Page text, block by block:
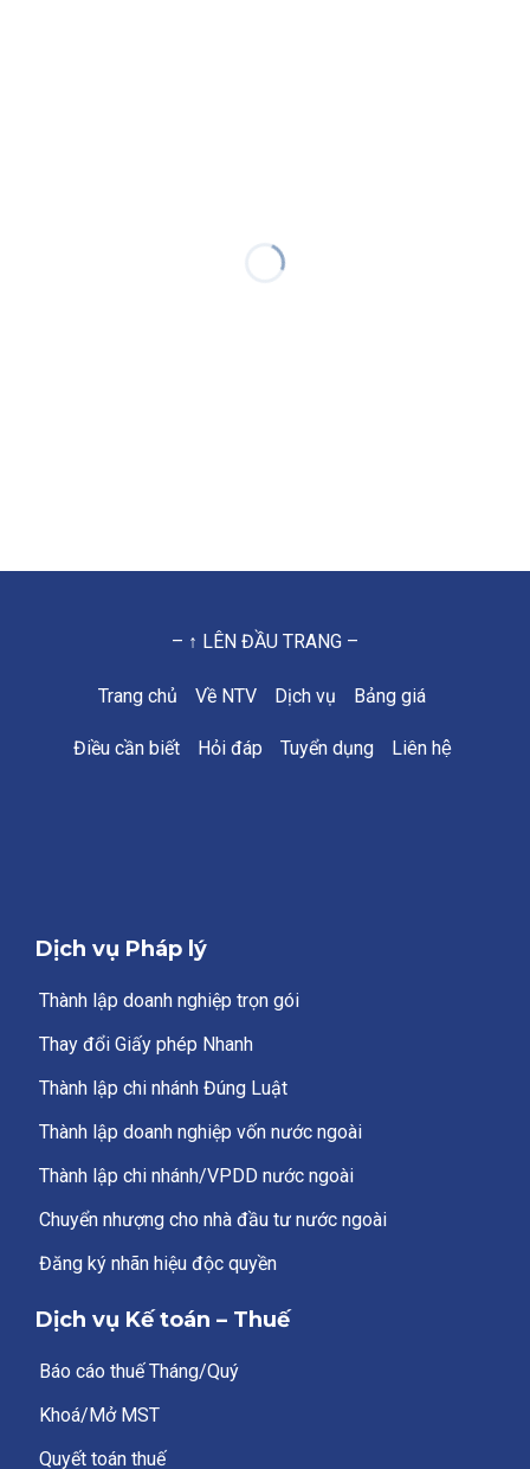
– ↑ LÊN ĐẦU TRANG –
Trang chủ Về NTV Dịch vụ Bảng giá
Điều cần biết Hỏi đáp Tuyển dụng Liên hệ
Dịch vụ Pháp lý
Thành lập doanh nghiệp trọn gói
Thay đổi Giấy phép Nhanh
Thành lập chi nhánh Đúng Luật
Thành lập doanh nghiệp vốn nước ngoài
Thành lập chi nhánh/VPDD nước ngoài
Chuyển nhượng cho nhà đầu tư nước ngoài
Đăng ký nhãn hiệu độc quyền
Dịch vụ Kế toán – Thuế
Báo cáo thuế Tháng/Quý
Khoá/Mở MST
Quyết toán thuế